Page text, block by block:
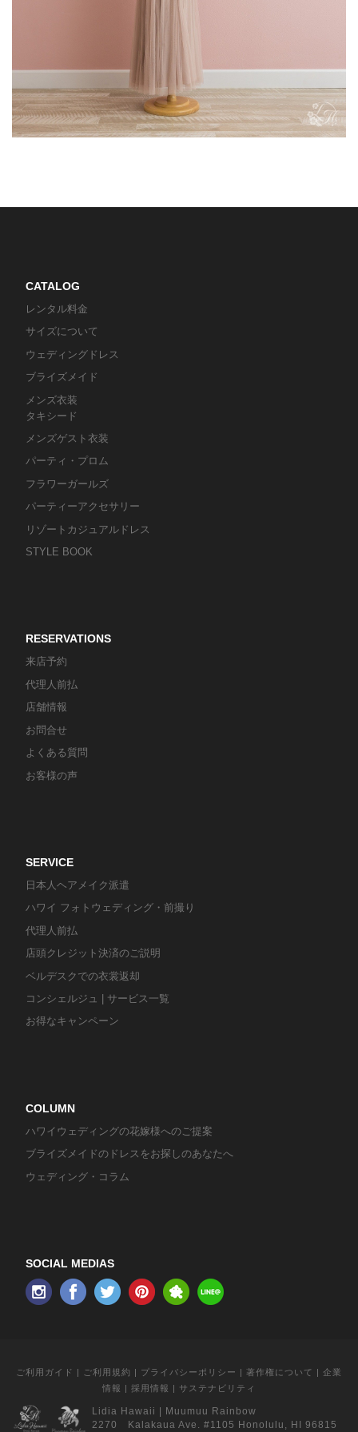
CATALOG
レンタル料金
サイズについて
ウェディングドレス
ブライズメイド
メンズ衣装
タキシード
メンズゲスト衣装
パーティ・プロム
フラワーガールズ
パーティーアクセサリー
リゾートカジュアルドレス
STYLE BOOK
RESERVATIONS
来店予約
代理人前払
店舗情報
お問合せ
よくある質問
お客様の声
SERVICE
日本人ヘアメイク派遣
ハワイ フォトウェディング・前撮り
代理人前払
店頭クレジット決済のご説明
ベルデスクでの衣裳返却
コンシェルジュ | サービス一覧
お得なキャンペーン
COLUMN
ハワイウェディングの花嫁様へのご提案
ブライズメイドのドレスをお探しのあなたへ
ウェディング・コラム
SOCIAL MEDIAS
ご利用ガイド | ご利用規約 | プライバシーポリシー | 著作権について | 企業
情報 | 採用情報 | サステナビリティ
Lidia Hawaii
Muumuu Rainbow
2270 Kalakaua Ave. #1105 Honolulu, HI 96815